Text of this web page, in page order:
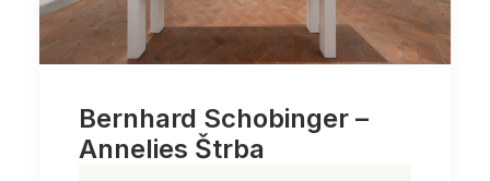
Bernhard Schobinger –
Annelies Štrba